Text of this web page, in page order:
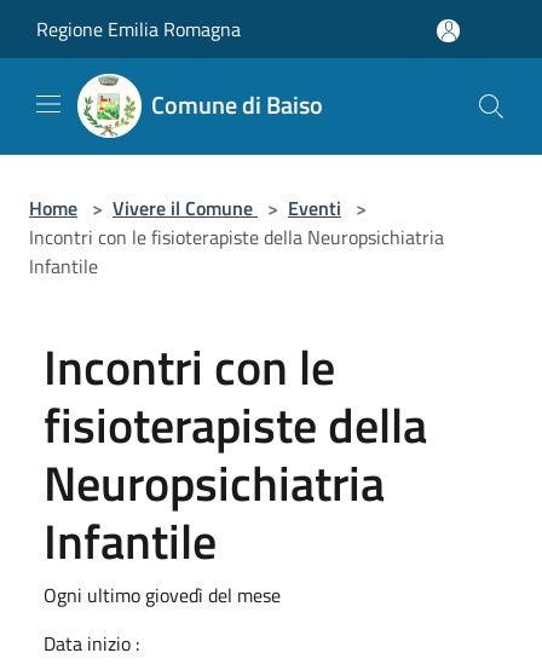
Regione Emilia Romagna
Comune di Baiso
Home > Vivere il Comune > Eventi >
Incontri con le fisioterapiste della Neuropsichiatria
Infantile
Incontri con le
fisioterapiste della
Neuropsichiatria
Infantile
Ogni ultimo giovedì del mese
Data inizio :